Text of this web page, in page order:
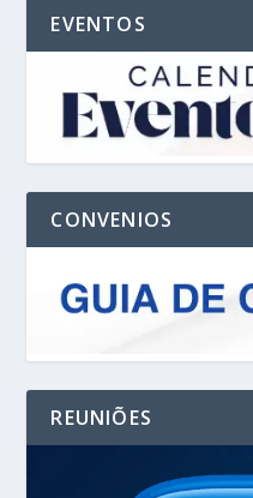
EVENTOS
CONVENIOS
REUNIÕES